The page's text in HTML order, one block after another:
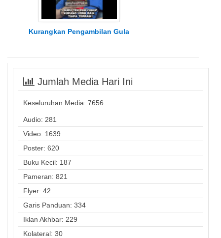
Kurangkan Pengambilan Gula
Jumlah Media Hari Ini
Keseluruhan Media: 7656
Audio: 281
Video: 1639
Poster: 620
Buku Kecil: 187
Pameran: 821
Flyer: 42
Garis Panduan: 334
Iklan Akhbar: 229
Kolateral: 30